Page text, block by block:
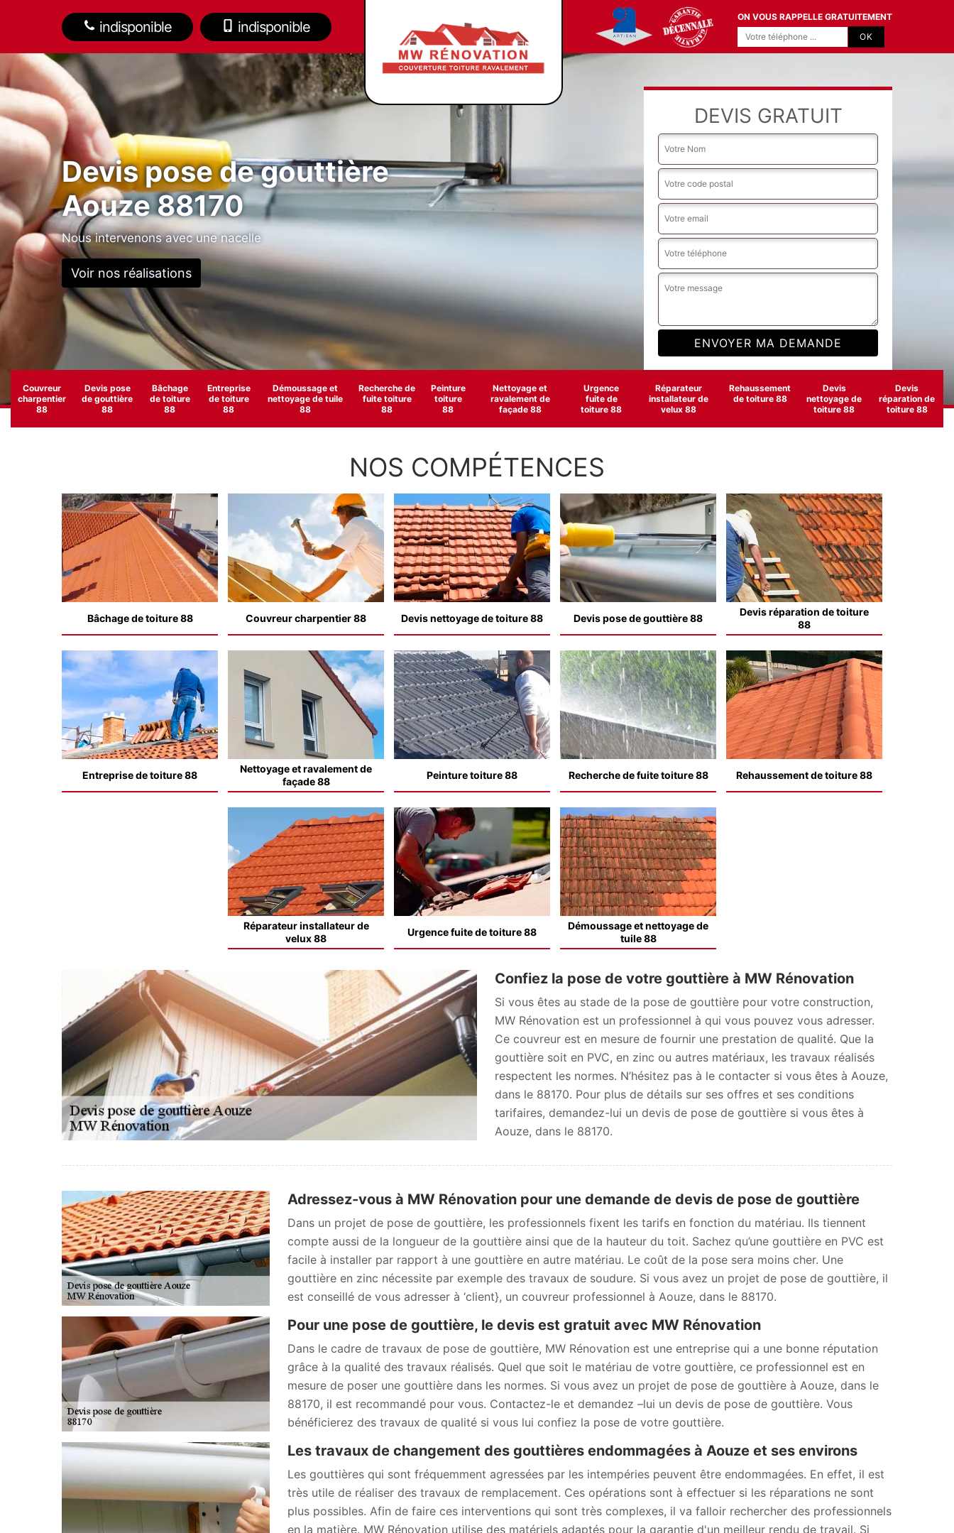
indisponible indisponible
ON VOUS RAPPELLE GRATUITEMENT
Devis pose de gouttière
Aouze 88170
Nous intervenons avec une nacelle
Voir nos réalisations
DEVIS GRATUIT
Couvreur
charpentier
88
Devis pose
de gouttière
88
Bâchage
de toiture
88
Entreprise
de toiture
88
Démoussage et
nettoyage de tuile
88
Recherche de
fuite toiture
88
Peinture
toiture
88
Nettoyage et
ravalement de
façade 88
Urgence
fuite de
toiture 88
Réparateur
installateur de
velux 88
Rehaussement
de toiture 88
Devis
nettoyage de
toiture 88
Devis
réparation de
toiture 88
NOS COMPÉTENCES
Bâchage de toiture 88 Couvreur charpentier 88 Devis nettoyage de toiture 88 Devis pose de gouttière 88
Devis réparation de toiture
88
Entreprise de toiture 88
Nettoyage et ravalement de
façade 88
Peinture toiture 88 Recherche de fuite toiture 88 Rehaussement de toiture 88
Réparateur installateur de
velux 88
Urgence fuite de toiture 88
Démoussage et nettoyage de
tuile 88
Confiez la pose de votre gouttière à MW Rénovation
Si vous êtes au stade de la pose de gouttière pour votre construction,
MW Rénovation est un professionnel à qui vous pouvez vous adresser.
Ce couvreur est en mesure de fournir une prestation de qualité. Que la
gouttière soit en PVC, en zinc ou autres matériaux, les travaux réalisés
respectent les normes. N’hésitez pas à le contacter si vous êtes à Aouze,
dans le 88170. Pour plus de détails sur ses offres et ses conditions
tarifaires, demandez-lui un devis de pose de gouttière si vous êtes à
Aouze, dans le 88170.
Adressez-vous à MW Rénovation pour une demande de devis de pose de gouttière
Dans un projet de pose de gouttière, les professionnels fixent les tarifs en fonction du matériau. Ils tiennent
compte aussi de la longueur de la gouttière ainsi que de la hauteur du toit. Sachez qu’une gouttière en PVC est
facile à installer par rapport à une gouttière en autre matériau. Le coût de la pose sera moins cher. Une
gouttière en zinc nécessite par exemple des travaux de soudure. Si vous avez un projet de pose de gouttière, il
est conseillé de vous adresser à ‘client}, un couvreur professionnel à Aouze, dans le 88170.
Pour une pose de gouttière, le devis est gratuit avec MW Rénovation
Dans le cadre de travaux de pose de gouttière, MW Rénovation est une entreprise qui a une bonne réputation
grâce à la qualité des travaux réalisés. Quel que soit le matériau de votre gouttière, ce professionnel est en
mesure de poser une gouttière dans les normes. Si vous avez un projet de pose de gouttière à Aouze, dans le
88170, il est recommandé pour vous. Contactez-le et demandez –lui un devis de pose de gouttière. Vous
bénéficierez des travaux de qualité si vous lui confiez la pose de votre gouttière.
Les travaux de changement des gouttières endommagées à Aouze et ses environs
Les gouttières qui sont fréquemment agressées par les intempéries peuvent être endommagées. En effet, il est
très utile de réaliser des travaux de remplacement. Ces opérations sont à effectuer si les réparations ne sont
plus possibles. Afin de faire ces interventions qui sont très complexes, il va falloir rechercher des professionnels
en la matière. MW Rénovation utilise des matériels adaptés pour la garantie d'un meilleur rendu de travail. Si